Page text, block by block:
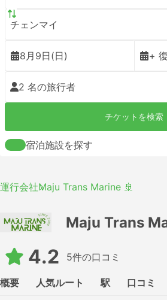
チェンマイ
8月9日(日) +
2 名の旅行者
チケットを検索
宿泊施設を探す
運行会社Maju Trans Marine 🚢
Maju Trans
4.2 5件の口コミ
概要 人気ルート 駅 口コミ